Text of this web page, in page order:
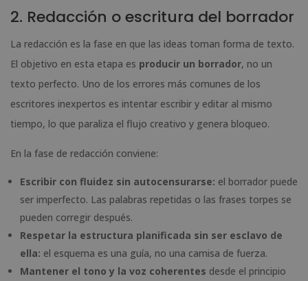
2. Redacción o escritura del borrador
La redacción es la fase en que las ideas toman forma de texto.
El objetivo en esta etapa es producir un borrador, no un
texto perfecto. Uno de los errores más comunes de los
escritores inexpertos es intentar escribir y editar al mismo
tiempo, lo que paraliza el flujo creativo y genera bloqueo.
En la fase de redacción conviene:
Escribir con fluidez sin autocensurarse: el borrador puede
ser imperfecto. Las palabras repetidas o las frases torpes se
pueden corregir después.
Respetar la estructura planificada sin ser esclavo de
ella: el esquema es una guía, no una camisa de fuerza.
Mantener el tono y la voz coherentes desde el principio